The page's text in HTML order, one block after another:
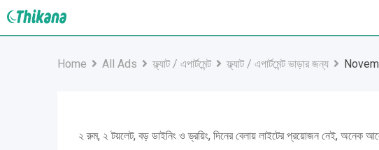
Skip
Home All Ads ফ্ল্যাট / এপার্টমেন্ট ফ্ল্যাট / এপার্টমেন্ট ভাড়ার জন্য
২ রুম, ২ টয়লেট, বড় ডাইনিং ও ড্রয়িং, দিনের বেলায় লাইটের প্রয়োজন নেই, অনেক